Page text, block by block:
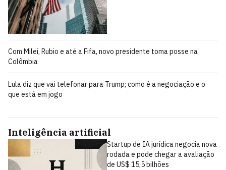
Com Milei, Rubio e até a Fifa, novo presidente toma posse na
Colômbia
Lula diz que vai telefonar para Trump; como é a negociação e o
que está em jogo
Inteligência artificial
Startup de IA jurídica negocia nova
rodada e pode chegar a avaliação
de US$ 15,5 bilhões